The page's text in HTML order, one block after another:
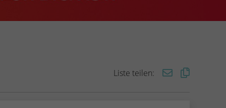
Liste teilen: